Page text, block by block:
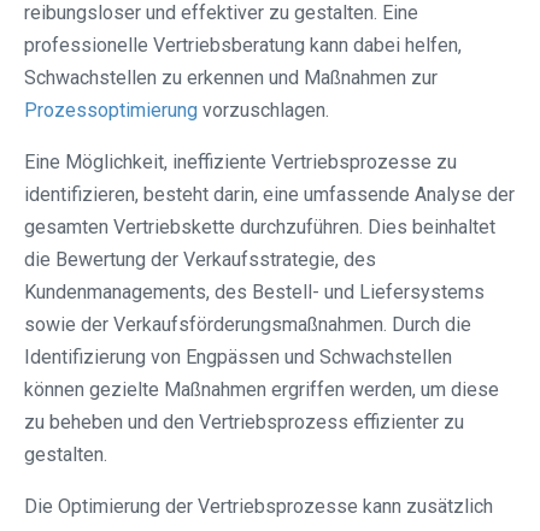
reibungsloser und effektiver zu gestalten. Eine
professionelle Vertriebsberatung kann dabei helfen,
Schwachstellen zu erkennen und Maßnahmen zur
Prozessoptimierung vorzuschlagen.
Eine Möglichkeit, ineffiziente Vertriebsprozesse zu
identifizieren, besteht darin, eine umfassende Analyse der
gesamten Vertriebskette durchzuführen. Dies beinhaltet
die Bewertung der Verkaufsstrategie, des
Kundenmanagements, des Bestell- und Liefersystems
sowie der Verkaufsförderungsmaßnahmen. Durch die
Identifizierung von Engpässen und Schwachstellen
können gezielte Maßnahmen ergriffen werden, um diese
zu beheben und den Vertriebsprozess effizienter zu
gestalten.
Die Optimierung der Vertriebsprozesse kann zusätzlich